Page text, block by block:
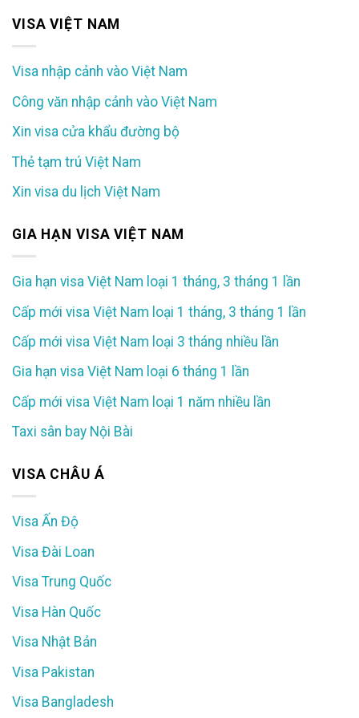
VISA VIỆT NAM
Visa nhập cảnh vào Việt Nam
Công văn nhập cảnh vào Việt Nam
Xin visa cửa khẩu đường bộ
Thẻ tạm trú Việt Nam
Xin visa du lịch Việt Nam
GIA HẠN VISA VIỆT NAM
Gia hạn visa Việt Nam loại 1 tháng, 3 tháng 1 lần
Cấp mới visa Việt Nam loại 1 tháng, 3 tháng 1 lần
Cấp mới visa Việt Nam loại 3 tháng nhiều lần
Gia hạn visa Việt Nam loại 6 tháng 1 lần
Cấp mới visa Việt Nam loại 1 năm nhiều lần
Taxi sân bay Nội Bài
VISA CHÂU Á
Visa Ấn Độ
Visa Đài Loan
Visa Trung Quốc
Visa Hàn Quốc
Visa Nhật Bản
Visa Pakistan
Visa Bangladesh